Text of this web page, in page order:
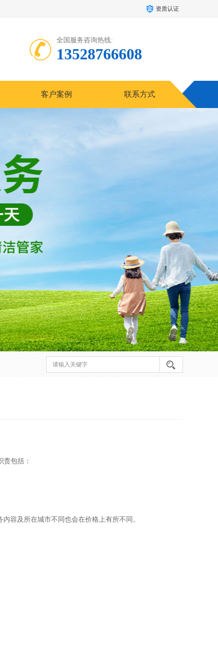
资质认证
全国服务咨询热线:
13528766608
客户案例 联系方式
责包括：
容及所在城市不同也会在价格上有所不同。